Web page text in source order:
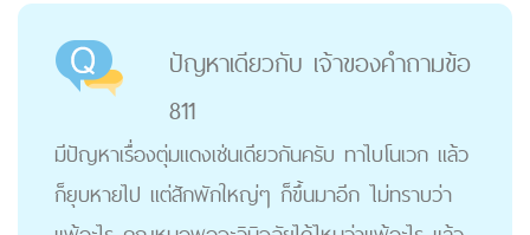
ปัญหาเดียวกับ เจ้าของคำถามข้อ
811
มีปัญหาเรื่องตุ่มแดงเช่นเดียวกันครับ ทาไบโนเวก แล้ว
ก็ยุบหายไป แต่สักพักใหญ่ๆ ก็ขึ้นมาอีก ไม่ทราบว่า